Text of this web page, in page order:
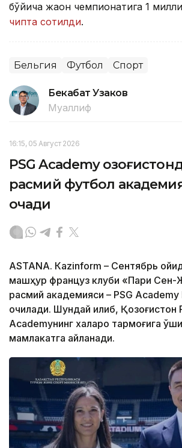
бўйича жаҳон чемпионатига 1
чипта сотилди.
Бельгия Футбол Спорт
Бекабат Узаков
Муаллиф
16:15, 05 Август 2026
PSG Academy
расмий футбол
очади
ASTANА. Кazinform – Сентябрь
машҳур француз клуби «Пари Сен-
расмий академияси – PSG Academy
очилади. Шундай қилиб, Қозоғистон
Academyнинг халқаро тармоғига
мамлакатга айланади.